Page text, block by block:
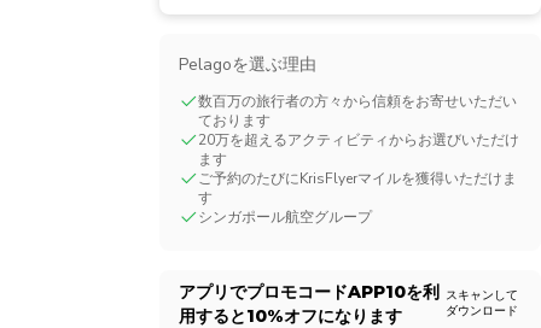
Pelagoを選ぶ理由
数百万の旅行者の方々から信頼をお寄せいただい
ております
20万を超えるアクティビティからお選びいただけ
ます
ご予約のたびにKrisFlyerマイルを獲得いただけま
す
シンガポール航空グループ
アプリでプロモコードAPP10を利
用すると10%オフになります
スキャンして
ダウンロード